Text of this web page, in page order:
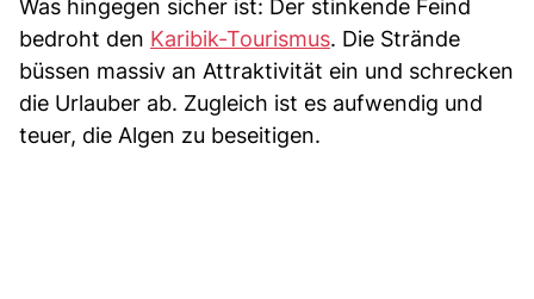
Was hingegen sicher ist: Der stinkende Feind
bedroht den Karibik-Tourismus. Die Strände
büssen massiv an Attraktivität ein und schrecken
die Urlauber ab. Zugleich ist es aufwendig und
teuer, die Algen zu beseitigen.